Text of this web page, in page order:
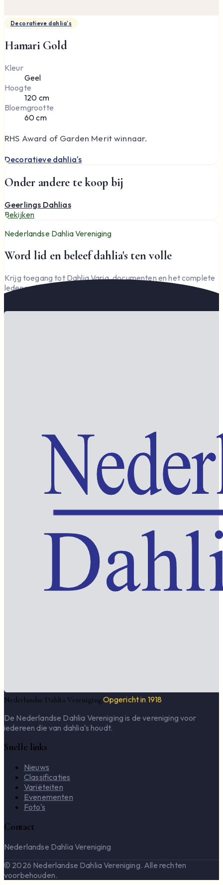
Decoratieve dahlia's
Hamari Gold
Kleur
Geel
Hoogte
120 cm
Bloemgrootte
60 cm
RHS Award of Garden Merit winnaar.
Decoratieve dahlia's
Onder andere te koop bij
Geerlings Dahlias
Bekijken
Nederlandse Dahlia Vereniging
Word lid en beleef dahlia's ten volle
Krijg toegang tot Dahlia Varia, documenten en het complete
ledengedeelte — en steun de vereniging.
Nederlandse Dahlia VerenigingOpgericht in 1918
De Nederlandse Dahlia Vereniging is de vereniging voor
iedereen die van dahlia's houdt.
Snelle links
Nieuws
Classificaties
Variëteiten
Evenementen
Foto's
Contact
Nederlandse Dahlia Vereniging
© 2026 Nederlandse Dahlia Vereniging. Alle rechten
voorbehouden.